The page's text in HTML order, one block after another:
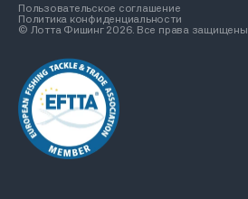
Пользовательское соглашение
Политика конфиденциальности
© Лотта Фишинг 2026. Все права защищены